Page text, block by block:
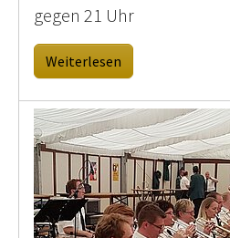
gegen 21 Uhr
Weiterlesen